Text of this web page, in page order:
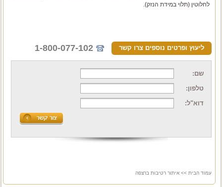
לחלוטין (תלוי במידת הנזק).
ליעוץ ופרטים נוספים צרו קשר 1-800-077-102
שם:
טלפון:
דוא"ל:
עמוד הבית >> איתור רטיבות ברצפה